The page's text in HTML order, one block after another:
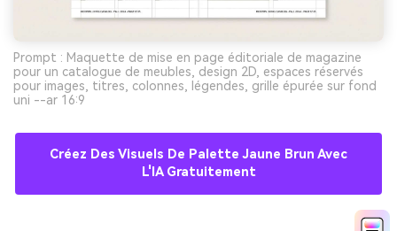
Prompt : Maquette de mise en page éditoriale de magazine
pour un catalogue de meubles, design 2D, espaces réservés
pour images, titres, colonnes, légendes, grille épurée sur fond
uni --ar 16:9
Créez Des Visuels De Palette Jaune Brun Avec
L'IA Gratuitement